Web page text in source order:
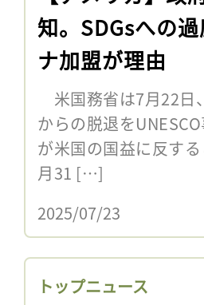
知。SDGsへの
ナ加盟が理由
米国務省は7月22日
からの脱退を
が米国の国益に反す
月31 […]
2025/07/23
トップニュース